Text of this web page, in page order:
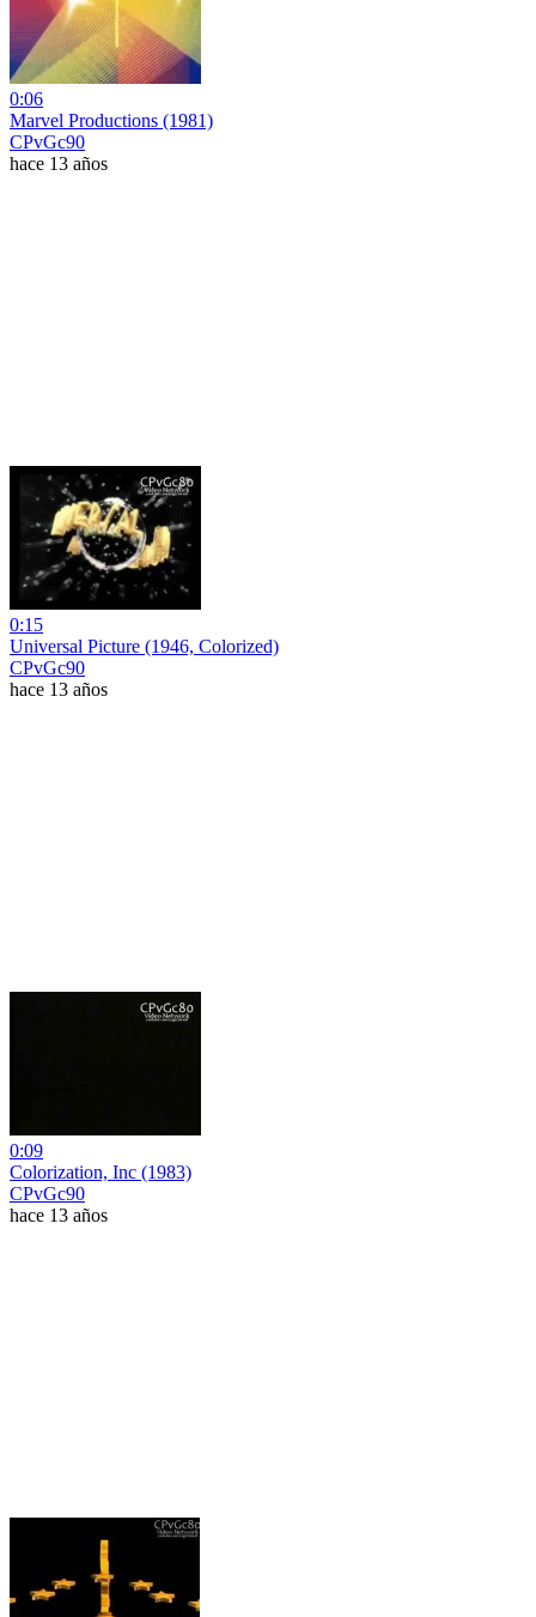
0:06
Marvel Productions (1981)
CPvGc90
hace 13 años
0:15
Universal Picture (1946, Colorized)
CPvGc90
hace 13 años
0:09
Colorization, Inc (1983)
CPvGc90
hace 13 años